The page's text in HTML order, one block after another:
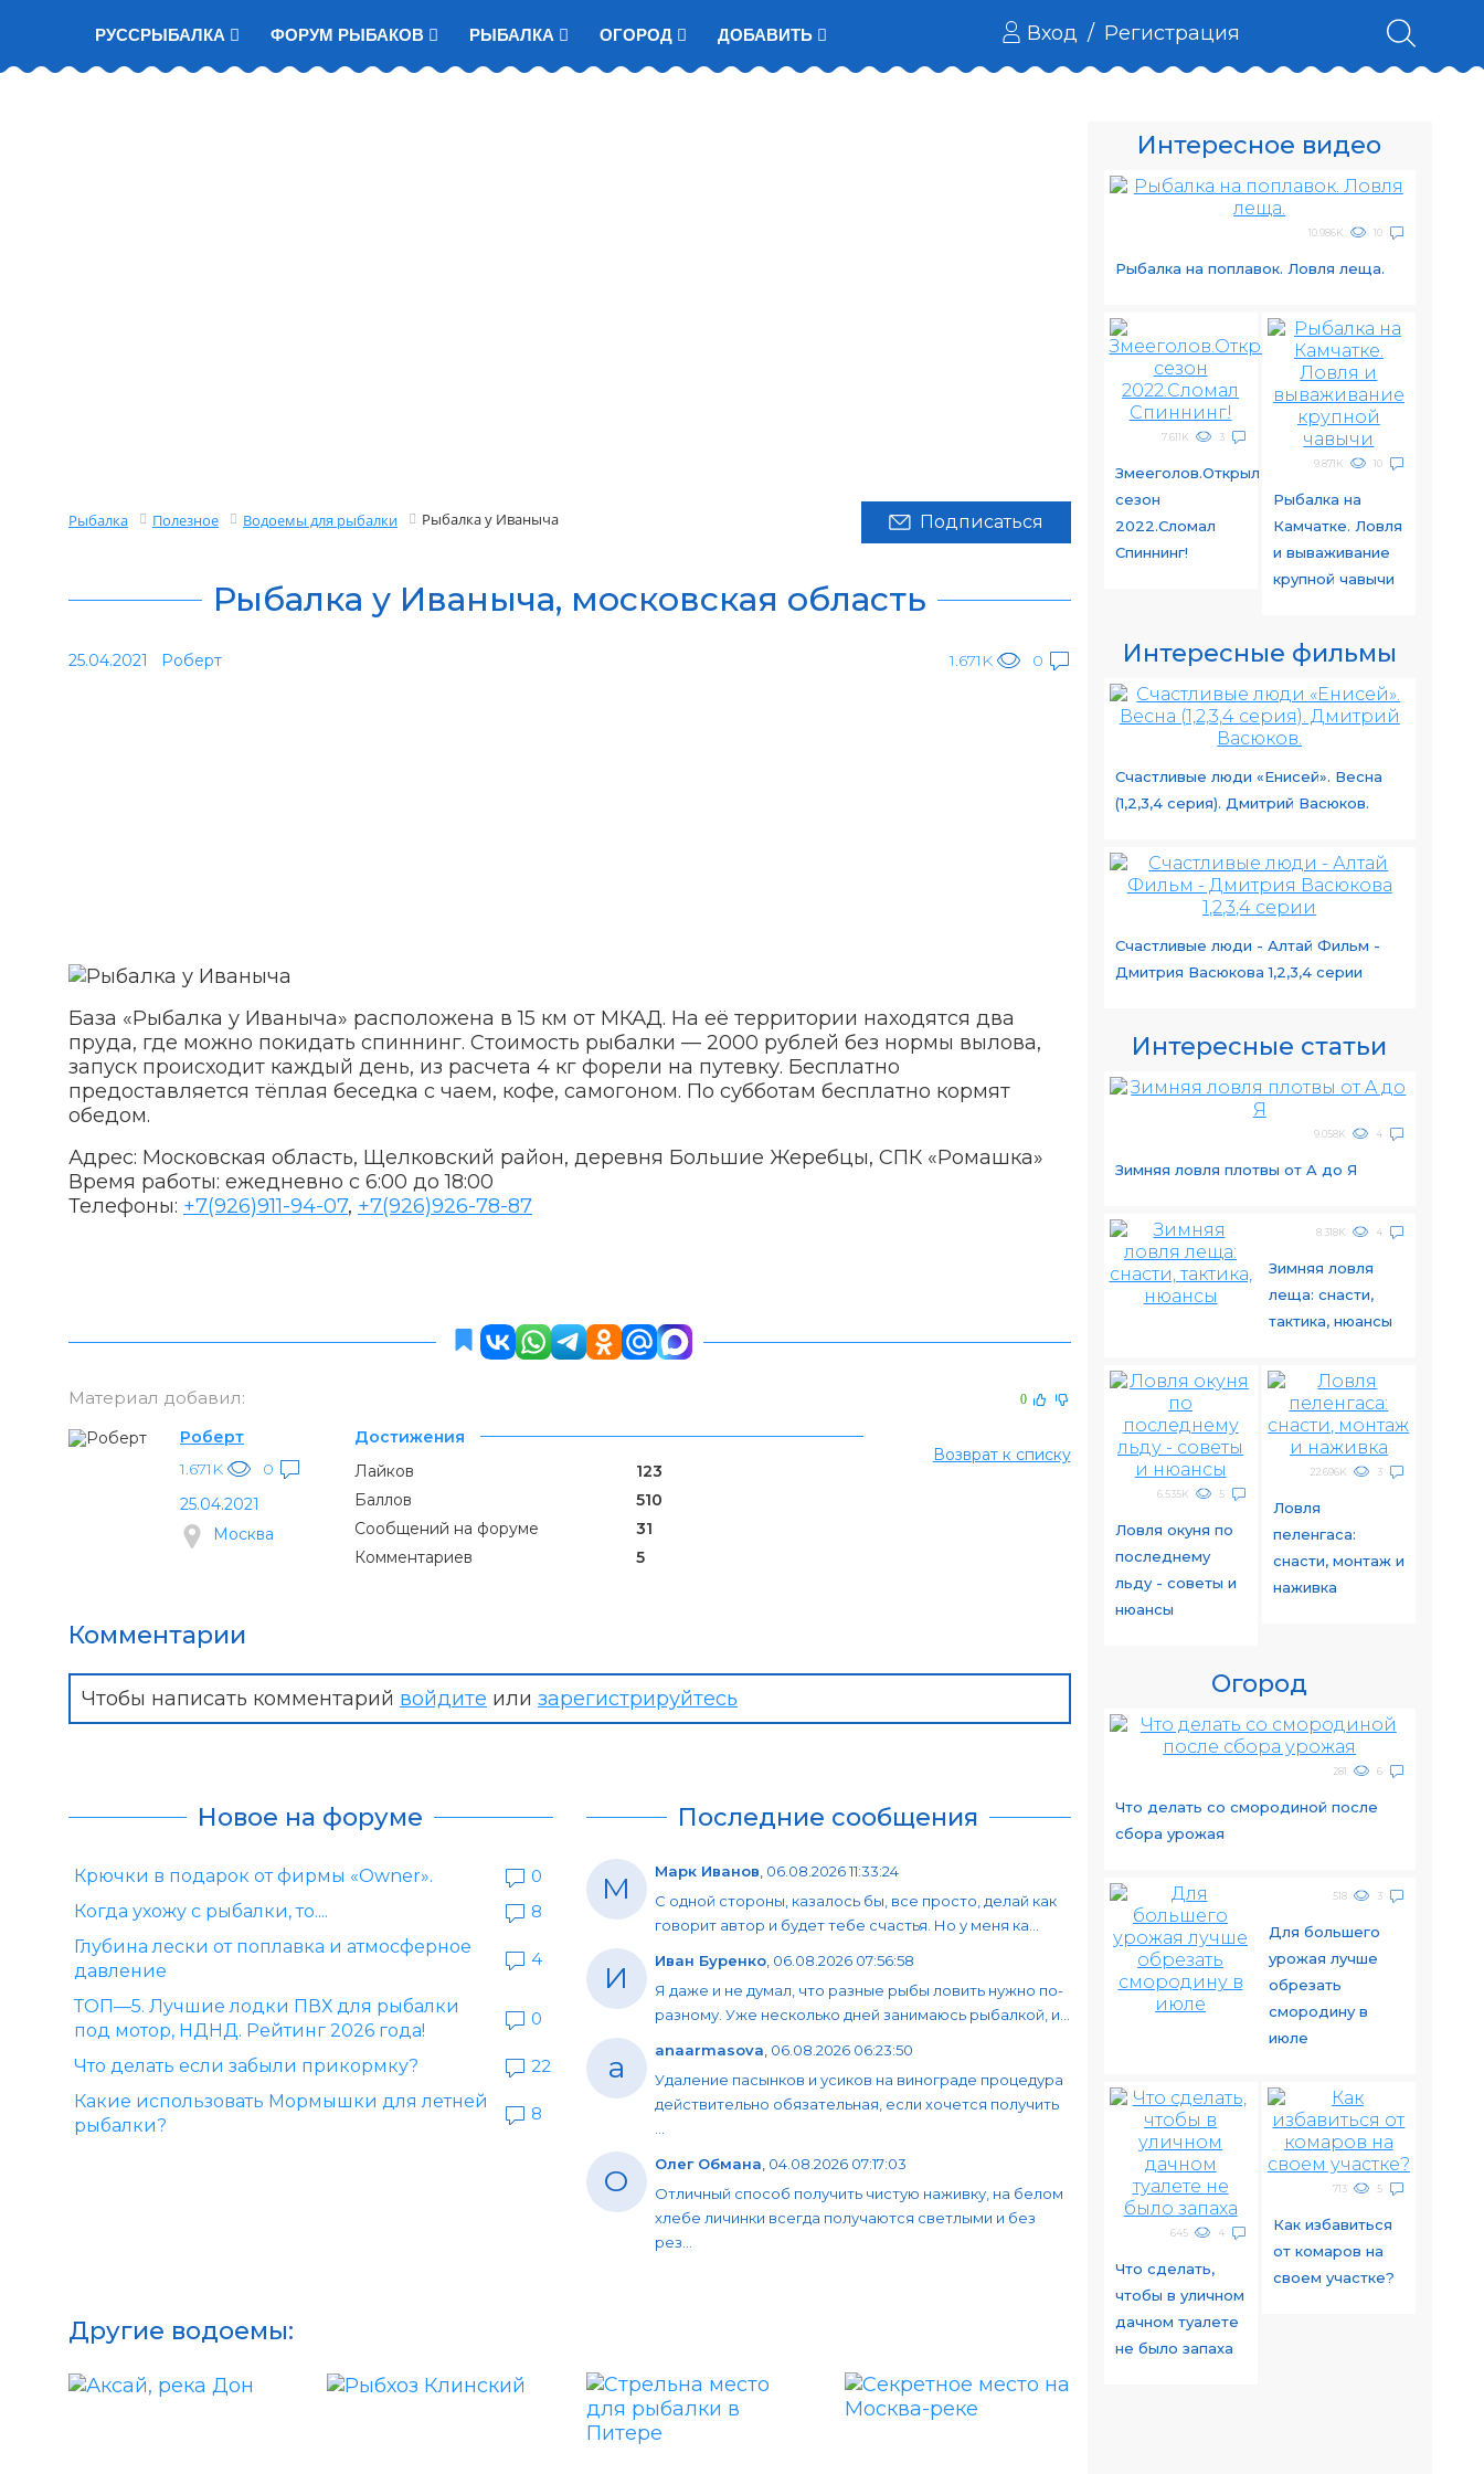
РУССРЫБАЛКА ФОРУМ РЫБАКОВ РЫБАЛКА ОГОРОД ДОБАВИТЬ Вход / Регистрация
Рыбалка Полезное Водоемы для рыбалки Рыбалка у Иваныча Подписаться
Рыбалка у Иваныча, московская область
25.04.2021 Роберт 1.671K 0
База «Рыбалка у Иваныча» расположена в 15 км от МКАД. На её территории находятся два
пруда, где можно покидать спиннинг. Стоимость рыбалки — 2000 рублей без нормы вылова,
запуск происходит каждый день, из расчета 4 кг форели на путевку. Бесплатно
предоставляется тёплая беседка с чаем, кофе, самогоном. По субботам бесплатно кормят
обедом.
Адрес: Московская область, Щелковский район, деревня Большие Жеребцы, СПК «Ромашка»
Время работы: ежедневно с 6:00 до 18:00
Телефоны: +7(926)911-94-07, +7(926)926-78-87
Материал добавил: 0
Роберт
1.671K
0
25.04.2021
Москва
Достижения
Лайков
123
Баллов
510
Сообщений на форуме
31
Комментариев
5
Возврат к списку
Комментарии
Чтобы написать комментарий войдите или зарегистрируйтесь
Новое на форуме
Крючки в подарок от фирмы «Owner».
0
Когда ухожу с рыбалки, то....
8
Глубина лески от поплавка и атмосферное
давление
4
ТОП—5. Лучшие лодки ПВХ для рыбалки
под мотор, НДНД. Рейтинг 2026 года!
0
Что делать если забыли прикормку?
22
Какие использовать Мормышки для летней
рыбалки?
8
Последние сообщения
М Марк Иванов 06.08.2026 11:33:24
С одной стороны, казалось бы, все просто, делай как
говорит автор и будет тебе счастья. Но у меня ка...
И Иван Буренко, 06.08.2026 07:56:58
Я даже и не думал, что разные рыбы ловить нужно по-
разному. Уже несколько дней занимаюсь рыбалкой, и...
a anaarmasova 06.08.2026 06:23:50
Удаление пасынков и усиков на винограде процедура
действительно обязательная, если хочется получить
О Олег Обмана 04.08.2026 07:17:03
Отличный способ получить чистую наживку, на белом
хлебе личинки всегда получаются светлыми и без
рез...
Другие водоемы:
Интересное видео
10.986K 10
Рыбалка на поплавок. Ловля леща.
7.611K 3
Змееголов.Открыл
сезон
2022.Сломал
Спиннинг!
9.871K 10
Рыбалка на
Камчатке. Ловля
и вываживание
крупной чавычи
Интересные фильмы
Счастливые люди «Енисей». Весна
(1,2,3,4 серия). Дмитрий Васюков.
Счастливые люди - Алтай Фильм -
Дмитрия Васюкова 1,2,3,4 серии
Интересные статьи
9.058K 4
Зимняя ловля плотвы от A до Я
8.318K 4
Зимняя ловля
леща: снасти,
тактика, нюансы
6.535K 5
Ловля окуня по
последнему
льду - советы и
нюансы
22.696K 3
Ловля
пеленгаса:
снасти, монтаж и
наживка
Огород
281 6
Что делать со смородиной после
сбора урожая
518 3
Для большего
урожая лучше
обрезать
смородину в
июле
645 4
Что сделать,
чтобы в уличном
дачном туалете
не было запаха
713 5
Как избавиться
от комаров на
своем участке?